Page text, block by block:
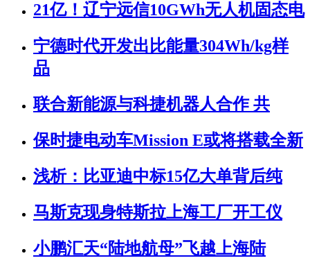
21亿！辽宁远信10GWh无人机固态电
宁德时代开发出比能量304Wh/kg样
品
联合新能源与科捷机器人合作 共
保时捷电动车Mission E或将搭载全新
浅析：比亚迪中标15亿大单背后纯
马斯克现身特斯拉上海工厂开工仪
小鹏汇天“陆地航母”飞越上海陆